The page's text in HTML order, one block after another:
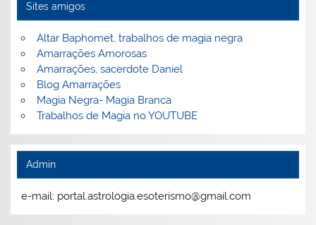
Sites amigos
Altar Baphomet, trabalhos de magia negra
Amarrações Amorosas
Amarrações, sacerdote Daniel
Blog Amarrações
Magia Negra- Magia Branca
Trabalhos de Magia no YOUTUBE
Admin
e-mail: portal.astrologia.esoterismo@gmail.com